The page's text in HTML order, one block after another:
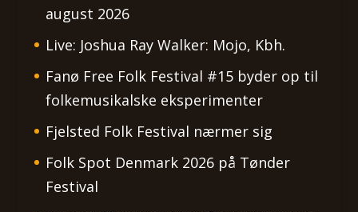
august 2026
Live: Joshua Ray Walker: Mojo, Kbh.
Fanø Free Folk Festival #15 byder op til
folkemusikalske eksperimenter
Fjelsted Folk Festival nærmer sig
Folk Spot Denmark 2026 på Tønder
Festival